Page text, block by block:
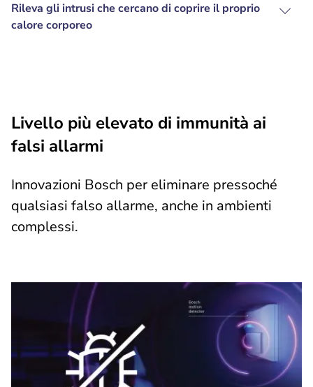
Rileva gli intrusi che cercano di coprire il proprio
calore corporeo
Livello più elevato di immunità ai
falsi allarmi
Innovazioni Bosch per eliminare pressoché
qualsiasi falso allarme, anche in ambienti
complessi.